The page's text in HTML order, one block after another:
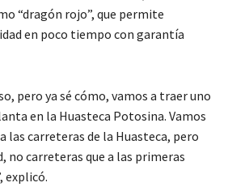
“dragón rojo”, que permite
en poco tiempo con garantía
pero ya sé cómo, vamos a traer uno
en la Huasteca Potosina. Vamos
las carreteras de la Huasteca, pero
no carreteras que a las primeras
explicó.